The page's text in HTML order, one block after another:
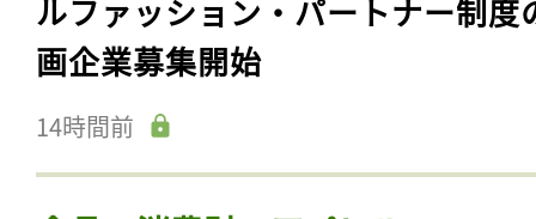
ルファッション・パートナー制度
画企業募集開始
14時間前